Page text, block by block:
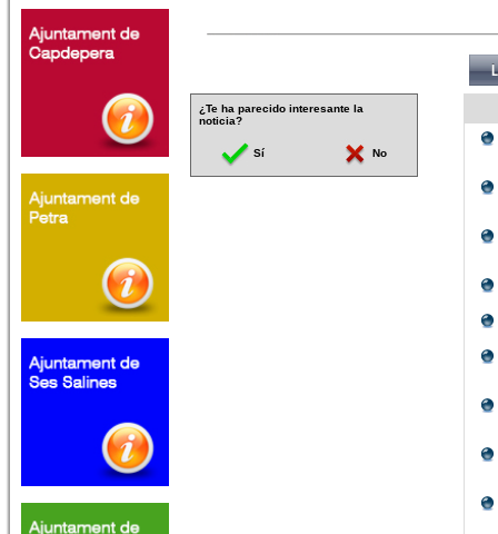
¿Te ha parecido interesante la
noticia?
Sí No